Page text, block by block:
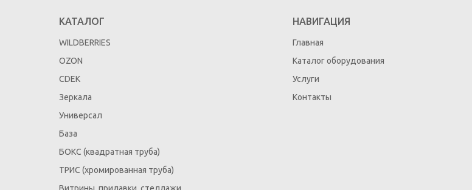
КАТАЛОГ
WILDBERRIES
OZON
CDEK
Зеркала
Универсал
База
БОКС (квадратная труба)
ТРИС (хромированная труба)
НАВИГАЦИЯ
Главная
Каталог оборудования
Услуги
Контакты